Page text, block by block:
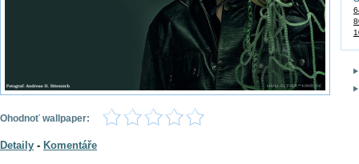
Ohodnoť wallpaper:
Detaily - Komentáře